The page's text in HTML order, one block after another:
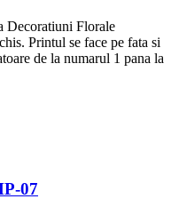
Decoratiuni Florale
Printul se face pe fata si
de la numarul 1 pana la
07